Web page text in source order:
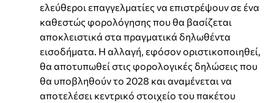
ελεύθεροι επαγγελματίες να επιστρέψουν σε ένα
καθεστώς φορολόγησης που θα βασίζεται
αποκλειστικά στα πραγματικά δηλωθέντα
εισοδήματα. Η αλλαγή, εφόσον οριστικοποιηθεί,
θα αποτυπωθεί στις φορολογικές δηλώσεις που
θα υποβληθούν το 2028 και αναμένεται να
αποτελέσει κεντρικό στοιχείο του πακέτου